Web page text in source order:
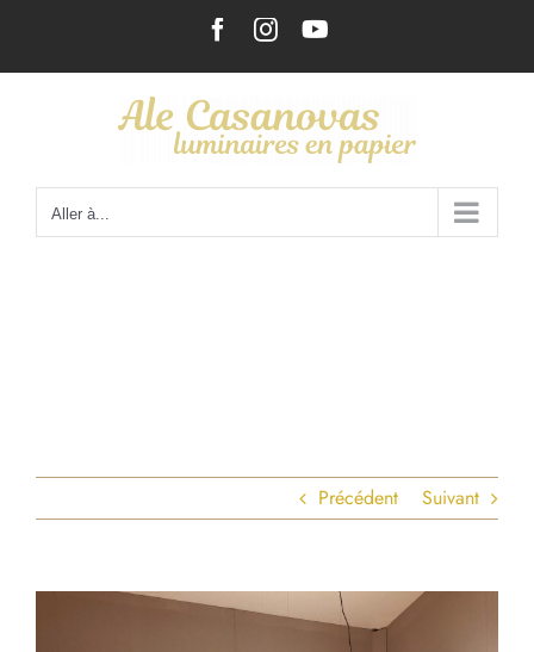
contenu
Facebook
InstagramYouTube
Aller à...
Précédent Suivant